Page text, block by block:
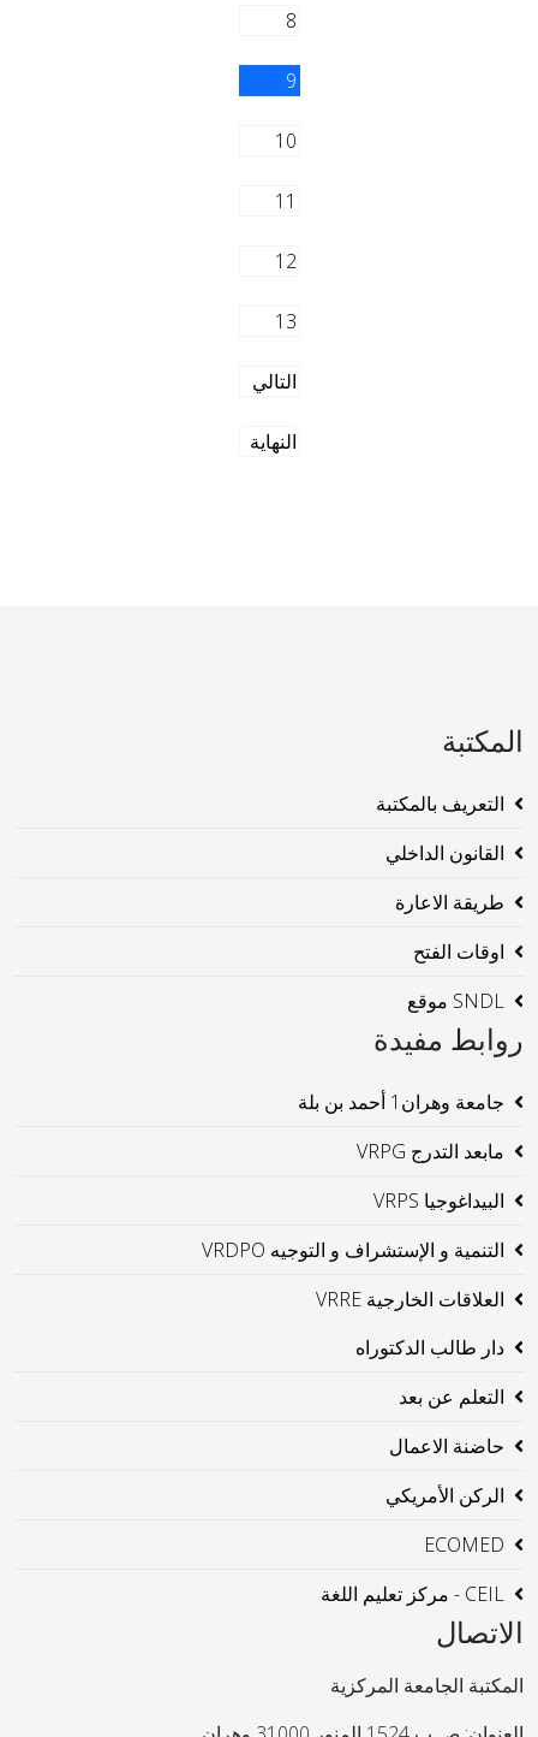
8
9
10
11
12
13
التالي
النهاية
المكتبة
التعريف بالمكتبة
القانون الداخلي
طريقة الاعارة
اوقات الفتح
SNDL موقع
روابط مفيدة
جامعة وهران1 أحمد بن بلة
مابعد التدرج VRPG
البيداغوجيا VRPS
التنمية و الإستشراف و التوجيه VRDPO
العلاقات الخارجية VRRE
دار طالب الدكتوراه
التعلم عن بعد
حاضنة الاعمال
الركن الأمريكي
ECOMED
CEIL - مركز تعليم اللغة
الاتصال
المكتبة الجامعة المركزية